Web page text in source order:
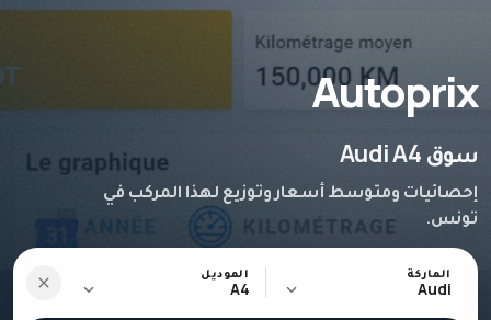
Autoprix
سوق Audi A4
إحصائيات ومتوسط أسعار وتوزيع لهذا المركب في
تونس.
الماركة
Audi
الموديل
A4